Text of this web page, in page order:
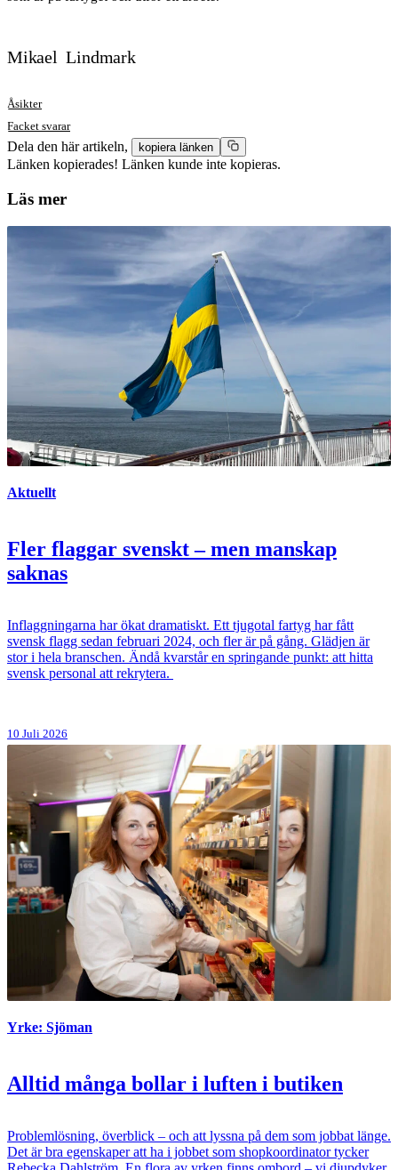
Mikael Lindmark
Åsikter
Facket svarar
Dela den här artikeln, kopiera länken
Länken kopierades! Länken kunde inte kopieras.
Läs mer
Aktuellt
Fler flaggar svenskt – men manskap
saknas
Inflaggningarna har ökat dramatiskt. Ett tjugotal fartyg har fått
svensk flagg sedan februari 2024, och fler är på gång. Glädjen är
stor i hela branschen. Ändå kvarstår en springande punkt: att hitta
svensk personal att rekrytera.
10 Juli 2026
Yrke: Sjöman
Alltid många bollar i luften i butiken
Problemlösning, överblick – och att lyssna på dem som jobbat länge.
Det är bra egenskaper att ha i jobbet som shopkoordinator tycker